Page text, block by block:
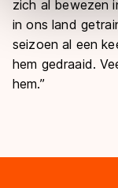
Door op
overdracht. Meer
zich al bewezen
in ons land
seizoen al een
hem gedraaid.
hem.”